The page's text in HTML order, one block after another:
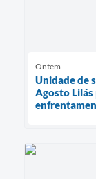
Ontem
Unidade de
Agosto